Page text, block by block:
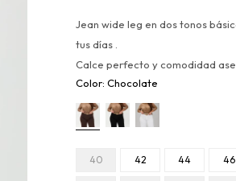
Jean wide leg en dos tonos
tus días .
Calce perfecto y comodidad
Chocolate
40 42 44 46